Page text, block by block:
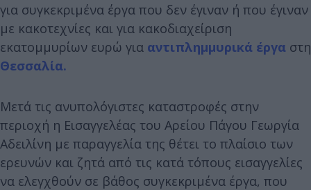
για συγκεκριμένα έργα που δεν έγιναν ή που έγιναν
με κακοτεχνίες και για κακοδιαχείριση
εκατομμυρίων ευρώ για αντιπλημμυρικά έργα στη
Θεσσαλία.
Μετά τις ανυπολόγιστες καταστροφές στην
περιοχή η Εισαγγελέας του Αρείου Πάγου Γεωργία
Αδειλίνη με παραγγελία της θέτει το πλαίσιο των
ερευνών και ζητά από τις κατά τόπους εισαγγελίες
να ελεγχθούν σε βάθος συγκεκριμένα έργα, που